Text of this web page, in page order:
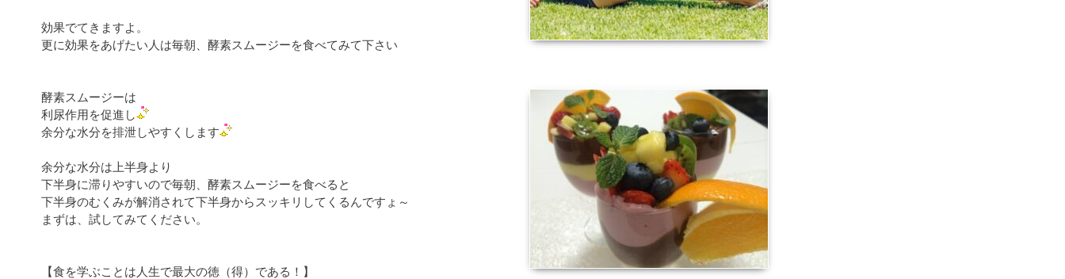
効果でてきますよ。
更に効果をあげたい人は毎朝、酵素スムージーを食べてみて下さい
酵素スムージーは
利尿作用を促進し
余分な水分を排泄しやすくします
余分な水分は上半身より
下半身に滞りやすいので毎朝、酵素スムージーを食べると
下半身のむくみが解消されて下半身からスッキリしてくるんですょ～
まずは、試してみてください。
【食を学ぶことは人生で最大の徳（得）である！】